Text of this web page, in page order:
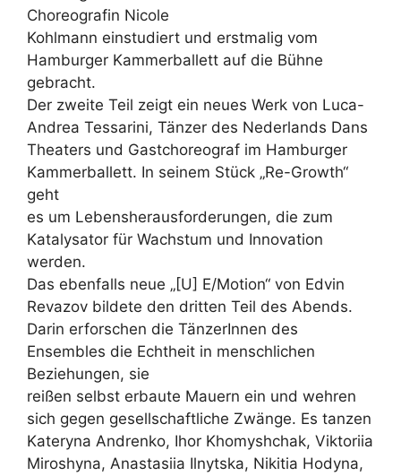
Choreografin Nicole
Kohlmann einstudiert und erstmalig vom
Hamburger Kammerballett auf die Bühne
gebracht.
Der zweite Teil zeigt ein neues Werk von Luca-
Andrea Tessarini, Tänzer des Nederlands Dans
Theaters und Gastchoreograf im Hamburger
Kammerballett. In seinem Stück „Re-Growth“
geht
es um Lebensherausforderungen, die zum
Katalysator für Wachstum und Innovation
werden.
Das ebenfalls neue „[U] E/Motion“ von Edvin
Revazov bildete den dritten Teil des Abends.
Darin erforschen die TänzerInnen des
Ensembles die Echtheit in menschlichen
Beziehungen, sie
reißen selbst erbaute Mauern ein und wehren
sich gegen gesellschaftliche Zwänge. Es tanzen
Kateryna Andrenko, Ihor Khomyshchak, Viktoriia
Miroshyna, Anastasiia Ilnytska, Nikitia Hodyna,